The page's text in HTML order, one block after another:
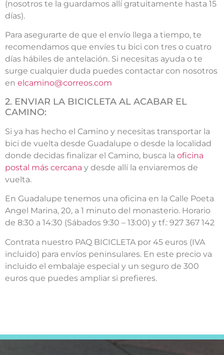
(nosotros te la guardamos allí gratuitamente hasta 15
días).
Para asegurarte de que el envío llega a tiempo, te
recomendamos que envíes tu bici con tres o cuatro
días hábiles de antelación. Si necesitas ayuda o te
surge cualquier duda puedes contactar con nosotros
en elcamino@correos.com
2. ENVIAR LA BICICLETA AL ACABAR EL
CAMINO:
Si ya has hecho el Camino y necesitas transportar la
bici de vuelta desde Guadalupe o desde la localidad
donde decidas finalizar el Camino, busca la oficina
postal más cercana y desde allí la enviaremos de
vuelta.
En Guadalupe tenemos una oficina en la Calle Poeta
Angel Marina, 20, a 1 minuto del monasterio. Horario
de 8:30 a 14:30 (Sábados 9:30 – 13:00) y tf.: 927 367 142
Contrata nuestro PAQ BICICLETA por 45 euros (IVA
incluido) para envíos peninsulares. En este precio va
incluido el embalaje especial y un seguro de 300
euros que puedes ampliar si prefieres.